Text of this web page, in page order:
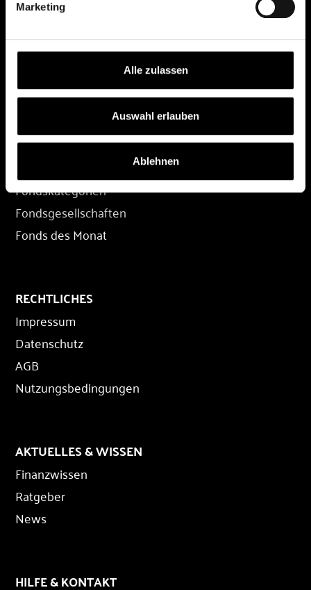
Marketing
Alle zulassen
Auswahl erlauben
Ablehnen
Depot eröffnen
Depot übertragen
Konditionen
FONDS
Fondskategorien
Fondsgesellschaften
Fonds des Monat
RECHTLICHES
Impressum
Datenschutz
AGB
Nutzungsbedingungen
AKTUELLES & WISSEN
Finanzwissen
Ratgeber
News
HILFE & KONTAKT